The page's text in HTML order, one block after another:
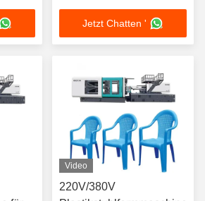
Schraubendurchmesser
Jetzt Chatten '
Video
220V/380V